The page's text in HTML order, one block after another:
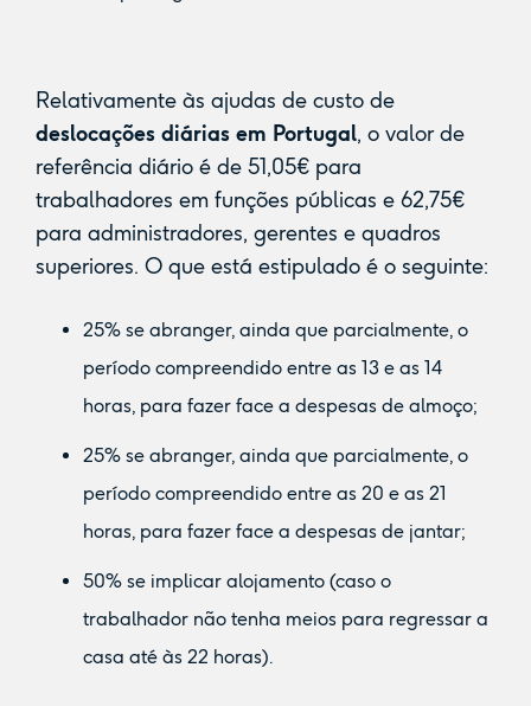
Relativamente às ajudas de custo de
deslocações diárias em Portugal, o valor de
referência diário é de 51,05€ para
trabalhadores em funções públicas e 62,75€
para administradores, gerentes e quadros
superiores. O que está estipulado é o seguinte:
25% se abranger, ainda que parcialmente, o
período compreendido entre as 13 e as 14
horas, para fazer face a despesas de almoço;
25% se abranger, ainda que parcialmente, o
período compreendido entre as 20 e as 21
horas, para fazer face a despesas de jantar;
50% se implicar alojamento (caso o
trabalhador não tenha meios para regressar a
casa até às 22 horas).